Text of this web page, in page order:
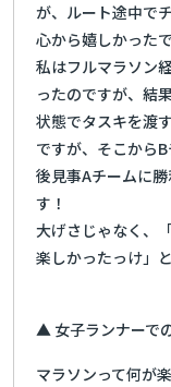
が、ルート途中で
心から嬉しかったで
私はフルマラソン
ったのですが、結
状態でタスキを渡
ですが、そこから
後見事Aチームに
す！
大げさじゃなく、
楽しかったっけ」
▲ 女子ランナーで
マラソンって何が